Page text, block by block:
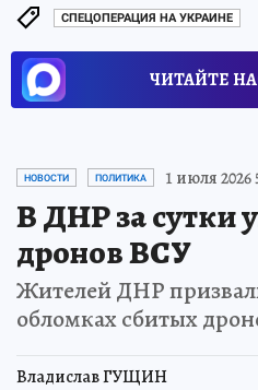
СПЕЦОПЕРАЦИЯ НА УКРАИНЕ
ЧИТАЙТЕ
НОВОСТИ ПОЛИТИКА 1 июля 2026
В ДНР за сутки
дронов ВСУ
Жителей ДНР
обломках сбитых
Владислав ГУЩИН